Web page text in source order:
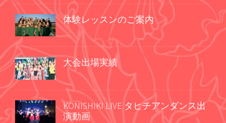
体験レッスンのご案内
大会出場実績
KONISHIKI LIVE タヒチアンダンス出
演動画